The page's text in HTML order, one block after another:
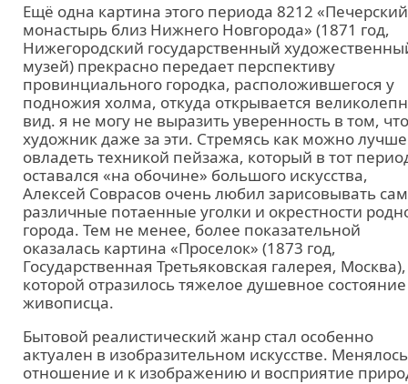
Ещё одна картина этого периода 8212 «Печерский
монастырь близ Нижнего Новгорода» (1871 год,
Нижегородский государственный
музей) прекрасно передает перспективу
провинциального городка, расположившегося у
подножия холма, откуда открывается
вид. я не могу не выразить уверенность в том, что
художник даже за эти. Стремясь как можно лучше
овладеть техникой пейзажа, который в тот
оставался «на обочине» большого искусства,
Алексей Соврасов очень любил зарисовывать
различные потаенные уголки и окрестности
города. Тем не менее, более показательной
оказалась картина «Проселок» (1873 год,
Государственная Третьяковская галерея,
которой отразилось тяжелое душевное состояние
живописца.
Бытовой реалистический жанр стал особенно
актуален в изобразительном искусстве. Менялось
отношение и к изображению и восприятие